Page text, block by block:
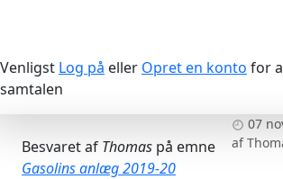
Venligst Log på eller Opret en konto for
samtalen
07
af
Besvaret af Thomas på emne
Gasolins anlæg 2019-20